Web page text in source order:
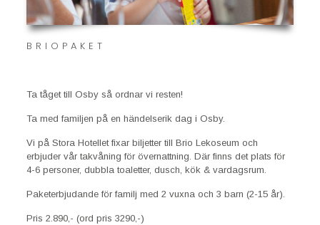
BRIOPAKET
Ta tåget till Osby så ordnar vi resten!
Ta med familjen på en händelserik dag i Osby.
Vi på Stora Hotellet fixar biljetter till Brio Lekoseum och
erbjuder vår takvåning för övernattning. Där finns det plats för
4-­6 personer, dubbla toaletter, dusch, kök & vardagsrum.
Paketerbjudande för familj med 2 vuxna och 3 barn (2-15 år).
Pris 2.890,- (ord pris 3290,-)